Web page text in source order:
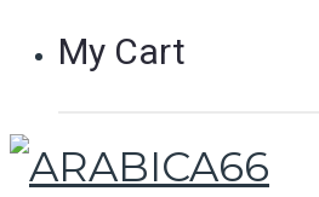
My Cart